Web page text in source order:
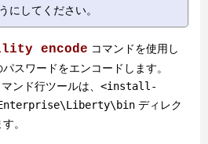
にしてください。
encode コマンドを使用し
スワードをエンコードします。
ンド行ツールは、
<install-
ディレク
。